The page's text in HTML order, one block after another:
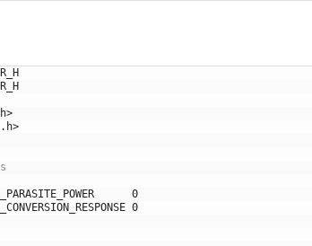
0
0